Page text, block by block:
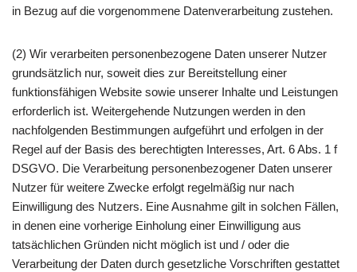
in Bezug auf die vorgenommene Datenverarbeitung zustehen.
(2) Wir verarbeiten personenbezogene Daten unserer Nutzer
grundsätzlich nur, soweit dies zur Bereitstellung einer
funktionsfähigen Website sowie unserer Inhalte und Leistungen
erforderlich ist. Weitergehende Nutzungen werden in den
nachfolgenden Bestimmungen aufgeführt und erfolgen in der
Regel auf der Basis des berechtigten Interesses, Art. 6 Abs. 1 f
DSGVO. Die Verarbeitung personenbezogener Daten unserer
Nutzer für weitere Zwecke erfolgt regelmäßig nur nach
Einwilligung des Nutzers. Eine Ausnahme gilt in solchen Fällen,
in denen eine vorherige Einholung einer Einwilligung aus
tatsächlichen Gründen nicht möglich ist und / oder die
Verarbeitung der Daten durch gesetzliche Vorschriften gestattet